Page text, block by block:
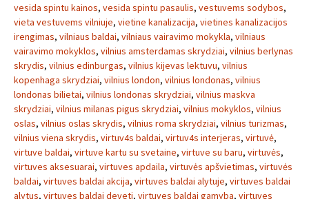
vesida spintu kainos, vesida spintu pasaulis, vestuvems sodybos,
vieta vestuvems vilniuje, vietine kanalizacija, vietines kanalizacijos
irengimas, vilniaus baldai, vilniaus vairavimo mokykla, vilniaus
vairavimo mokyklos, vilnius amsterdamas skrydziai, vilnius berlynas
skrydis, vilnius edinburgas, vilnius kijevas lektuvu, vilnius
kopenhaga skrydziai, vilnius london, vilnius londonas, vilnius
londonas bilietai, vilnius londonas skrydziai, vilnius maskva
skrydziai, vilnius milanas pigus skrydziai, vilnius mokyklos, vilnius
oslas, vilnius oslas skrydis, vilnius roma skrydziai, vilnius turizmas,
vilnius viena skrydis, virtuv4s baldai, virtuv4s interjeras, virtuvė,
virtuve baldai, virtuve kartu su svetaine, virtuve su baru, virtuvės,
virtuves aksesuarai, virtuves apdaila, virtuvės apšvietimas, virtuvės
baldai, virtuves baldai akcija, virtuves baldai alytuje, virtuves baldai
alytus, virtuves baldai deveti, virtuves baldai gamyba, virtuves